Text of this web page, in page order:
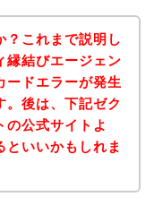
？これまで説明し
縁結びエージェン
ードエラーが発生
。後は、下記ゼク
の公式サイトよ
といいかもしれま